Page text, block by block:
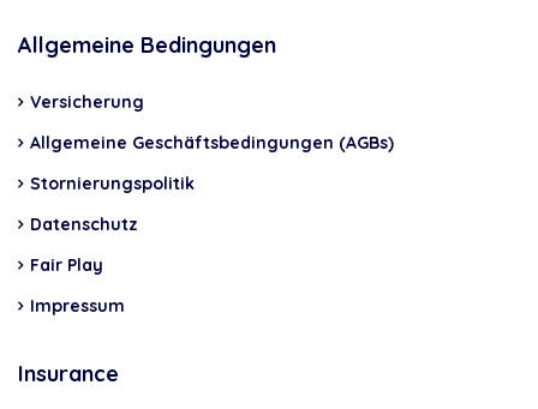
Allgemeine Bedingungen
Versicherung
Allgemeine Geschäftsbedingungen (AGBs)
Stornierungspolitik
Datenschutz
Fair Play
Impressum
Insurance